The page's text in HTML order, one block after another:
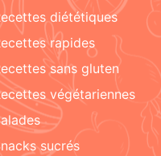
recettes diététiques
recettes rapides
recettes sans gluten
recettes végétariennes
salades
snacks sucrés